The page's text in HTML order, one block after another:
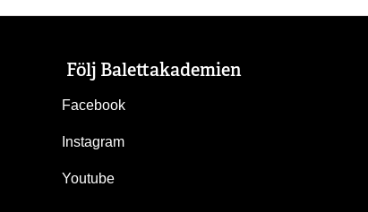
Följ Balettakademien
Facebook
Instagram
Youtube